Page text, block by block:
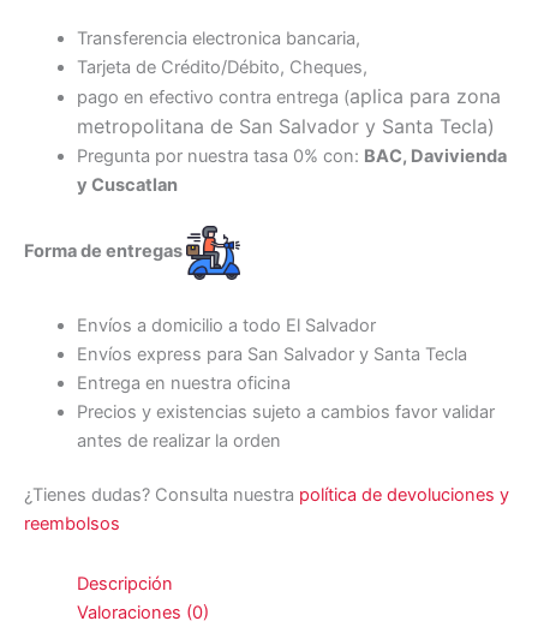
Transferencia electronica bancaria,
Tarjeta de Crédito/Débito, Cheques,
pago en efectivo contra entrega (aplica para zona
metropolitana de San Salvador y Santa Tecla)
Pregunta por nuestra tasa 0% con: BAC, Davivienda
y Cuscatlan
Forma de entregas
Envíos a domicilio a todo El Salvador
Envíos express para San Salvador y Santa Tecla
Entrega en nuestra oficina
Precios y existencias sujeto a cambios favor validar
antes de realizar la orden
¿Tienes dudas? Consulta nuestra política de devoluciones y
reembolsos
Descripción
Valoraciones (0)